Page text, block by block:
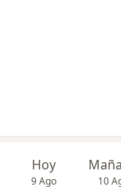
Hoy
9 Ago 10